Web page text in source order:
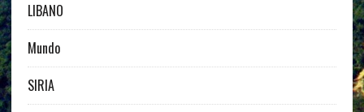
LIBANO
Mundo
SIRIA